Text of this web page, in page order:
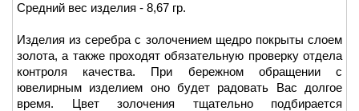
Средний вес изделия - 8,67 гр.
Изделия из серебра с золочением щедро покрыты слоем
золота, а также проходят обязательную проверку отдела
контроля качества. При бережном обращении с
ювелирным изделием оно будет радовать Вас долгое
время. Цвет золочения тщательно подбирается